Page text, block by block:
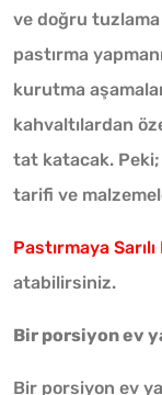
ve doğru
pastırma
kurutma
kahvaltılardan
tat katacak. Peki;
tarifi ve
Pastırmaya
atabilirsiniz.
Bir porsiyon ev
Bir porsiyon ev